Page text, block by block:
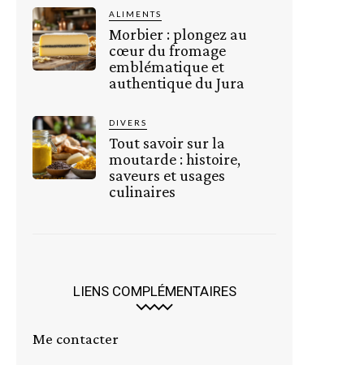
ALIMENTS
Morbier : plongez au
cœur du fromage
emblématique et
authentique du Jura
DIVERS
Tout savoir sur la
moutarde : histoire,
saveurs et usages
culinaires
LIENS COMPLÉMENTAIRES
Me contacter